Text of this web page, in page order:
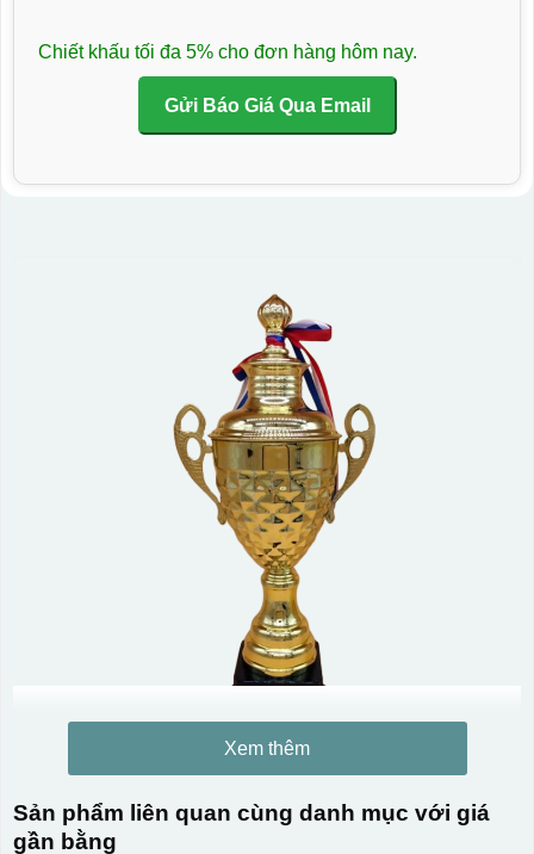
Chiết khấu tối đa 5% cho đơn hàng hôm nay.
Gửi Báo Giá Qua Email
Xem thêm
Sản phẩm liên quan cùng danh mục với giá
gần bằng